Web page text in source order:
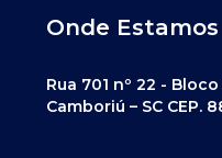
Onde Estamos
Rua 701 nº 22 -
Camboriú – SC CEP.